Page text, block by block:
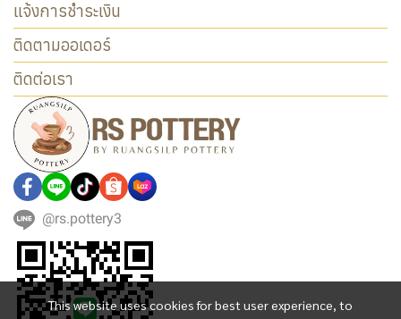
This website uses cookies for best user experience, to
แจ้งการชำระเงิน
ติดตามออเดอร์
ติดต่อเรา
@rs.pottery3